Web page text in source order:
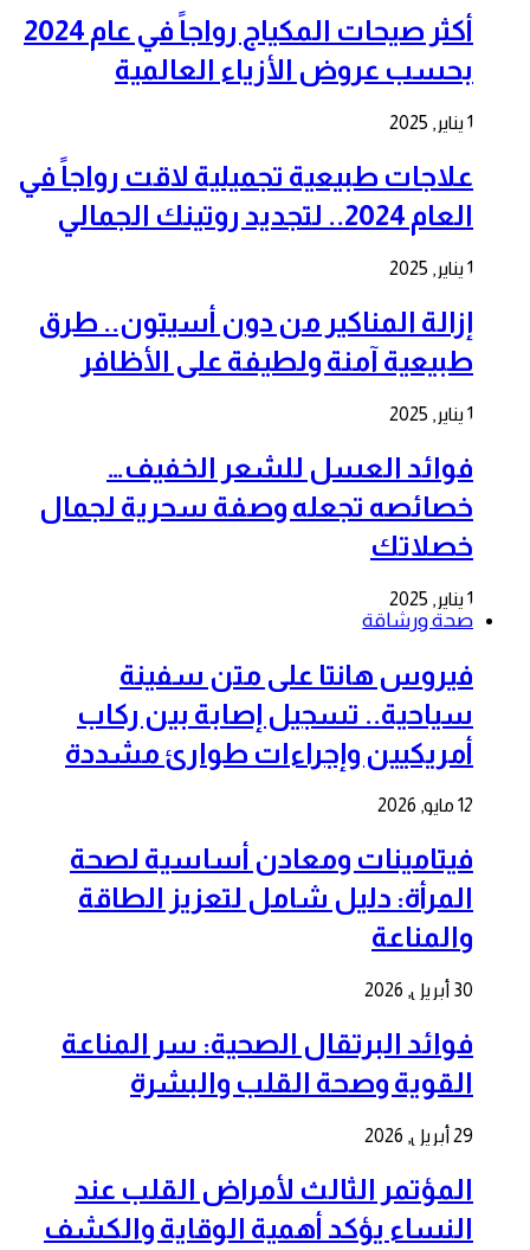
أكثر صيحات المكياج رواجاً في عام 2024
بحسب عروض الأزياء العالمية
1 يناير, 2025
علاجات طبيعية تجميلية لاقت رواجاً في
العام 2024.. لتجديد روتينك الجمالي
1 يناير, 2025
إزالة المناكير من دون أسيتون.. طرق
طبيعية آمنة ولطيفة على الأظافر
1 يناير, 2025
فوائد العسل للشعر الخفيف…
خصائصه تجعله وصفة سحرية لجمال
خصلاتك
1 يناير, 2025
صحة ورشاقة
فيروس هانتا على متن سفينة
سياحية.. تسجيل إصابة بين ركاب
أمريكيين وإجراءات طوارئ مشددة
12 مايو, 2026
فيتامينات ومعادن أساسية لصحة
المرأة: دليل شامل لتعزيز الطاقة
والمناعة
30 أبريل, 2026
فوائد البرتقال الصحية: سر المناعة
القوية وصحة القلب والبشرة
29 أبريل, 2026
المؤتمر الثالث لأمراض القلب عند
النساء يؤكد أهمية الوقاية والكشف